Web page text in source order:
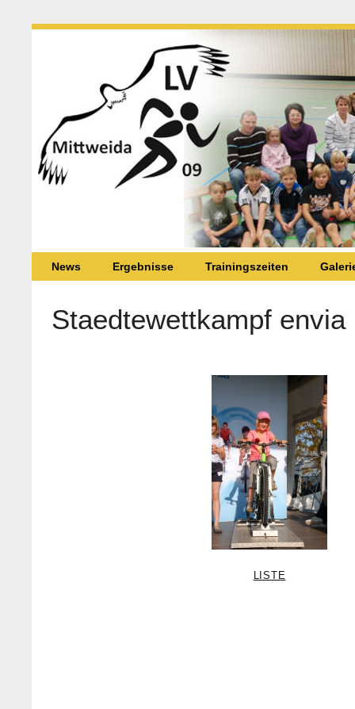
News Ergebnisse Trainingszeiten
Staedtewettkampf envia
LISTE